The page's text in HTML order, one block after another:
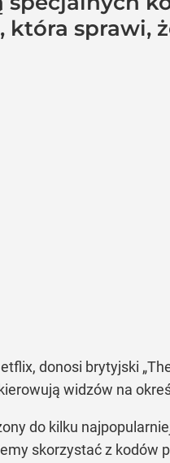
która sprawi,
donosi brytyjski
widzów na
do kilku
skorzystać z